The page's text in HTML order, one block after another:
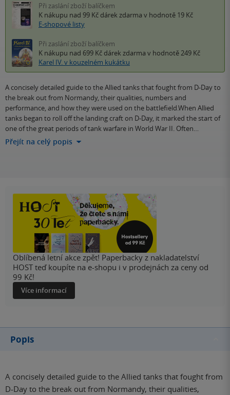
Při zaslání zboží balíčkem
K nákupu nad 99 Kč dárek zdarma v hodnotě 19 Kč
E-shopové listy
Při zaslání zboží balíčkem
K nákupu nad 699 Kč dárek zdarma v hodnotě 249 Kč
Karel IV. v kouzelném kukátku
A concisely detailed guide to the Allied tanks that fought from D-Day to
the break out from Normandy, their qualities, numbers and
performance, and how they were used on the battlefield.When Allied
tanks began to roll off the landing craft on D-Day, it marked the start of
one of the great periods of tank warfare in World War II. Often…
Přejít na celý popis
Oblíbená letní akce zpět! Paperbacky z nakladatelství
HOST teď koupíte na e-shopu i v prodejnách za ceny od
99 Kč!
Více informací
Popis
A concisely detailed guide to the Allied tanks that fought from
D-Day to the break out from Normandy, their qualities,